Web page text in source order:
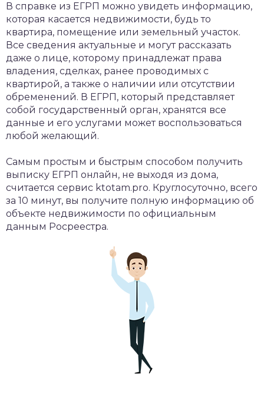
В справке из ЕГРП можно увидеть информацию,
которая касается недвижимости, будь то
квартира, помещение или земельный участок.
Все сведения актуальные и могут рассказать
даже о лице, которому принадлежат права
владения, сделках, ранее проводимых с
квартирой, а также о наличии или отсутствии
обременений. В ЕГРП, который представляет
собой государственный орган, хранятся все
данные и его услугами может воспользоваться
любой желающий.
Самым простым и быстрым способом получить
выписку ЕГРП онлайн, не выходя из дома,
считается сервис ktotam.pro. Круглосуточно, всего
за 10 минут, вы получите полную информацию об
объекте недвижимости по официальным
данным Росреестра.